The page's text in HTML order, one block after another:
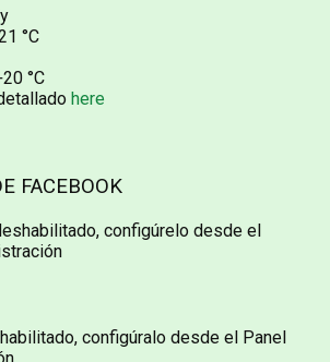
°C
°C
here
FACEBOOK
configúrelo desde el
configúralo desde el Panel